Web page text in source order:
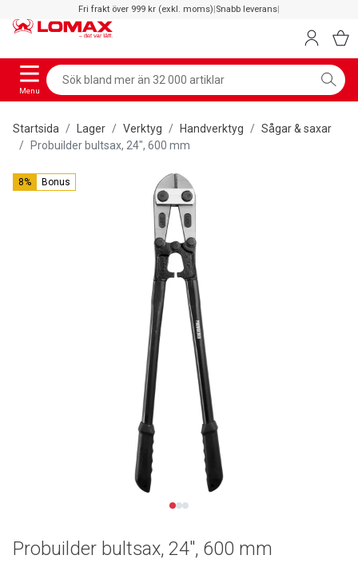
Fri frakt över 999 kr (exkl. moms)|Snabb leverans|
Menu
Startsida Lager Verktyg Handverktyg
Sågar & saxar
Probuilder bultsax, 24", 600 mm
8% Bonus
Probuilder bultsax, 24", 600 mm